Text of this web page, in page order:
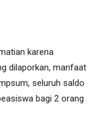
karena
dilaporkan, manfaat
seluruh saldo
bagi 2 orang